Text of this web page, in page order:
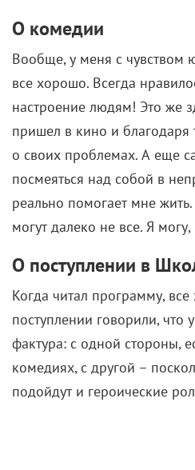
О комедии
Вообще, у меня с чувством
все хорошо. Всегда
настроение людям! Это же
пришел в кино и благодаря
о своих проблемах. А еще
посмеяться над собой в
реально помогает мне
могут далеко не все. Я
О поступлении в
Когда читал программу,
поступлении говорили,
фактура: с одной стороны,
комедиях, с другой –
подойдут и героические